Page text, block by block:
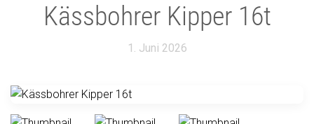
Kässbohrer Kipper 16t
1. Juni 2026